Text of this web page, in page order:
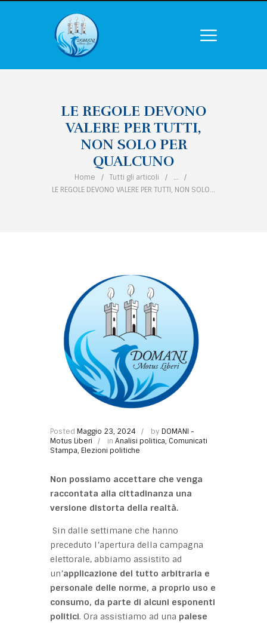
LE REGOLE DEVONO
VALERE PER TUTTI,
NON SOLO PER
QUALCUNO
Home Tutti gli articoli
...
LE REGOLE DEVONO VALERE PER TUTTI, NON SOLO...
Posted Maggio 23, 2024 by DOMANI -
Motus Liberi
in Analisi politica, Comunicati
Stampa, Elezioni politiche
Non possiamo accettare che venga
raccontata alla cittadinanza una
versione distorta della realtà.
Sin dalle settimane che hanno
preceduto l’apertura della campagna
elettorale, abbiamo assistito ad
un’applicazione del tutto arbitraria e
personale delle norme, a proprio uso e
consumo, da parte di alcuni esponenti
politici. Ora assistiamo ad una palese